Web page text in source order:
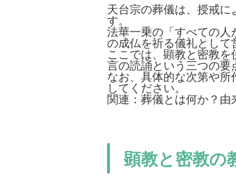
天台宗の葬儀は、授戒
す。
法華一乗の「すべての
の成仏を祈る儀礼として
ここでは、顕教と密教
言の読誦という三つの要
なお、具体的な次第や
してください。
関連： 葬儀とは何か？由
顕教と密教の